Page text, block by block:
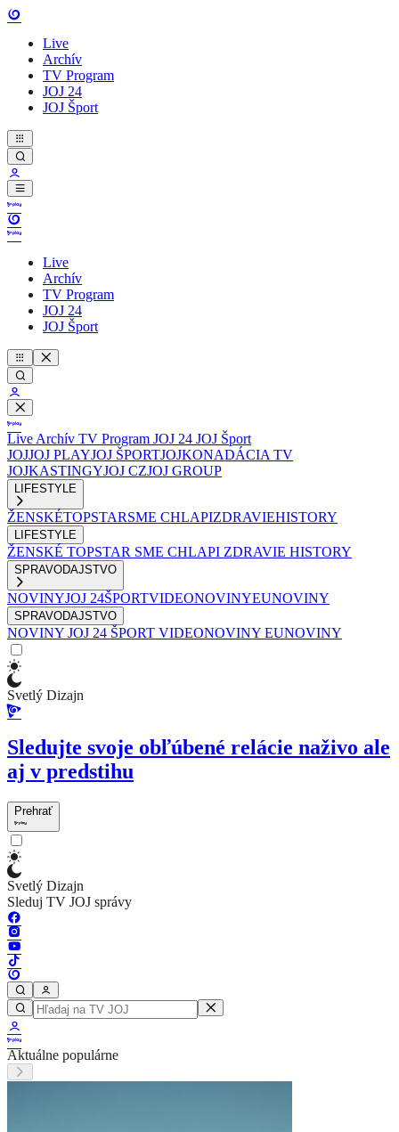
Live
Archív
TV Program
JOJ 24
JOJ Šport
Live
Archív
TV Program
JOJ 24
JOJ Šport
Live Archív TV Program JOJ 24 JOJ Šport
JOJJOJ PLAYJOJ ŠPORTJOJKONADÁCIA TV
JOJKASTINGYJOJ CZJOJ GROUP
LIFESTYLE
ŽENSKÉTOPSTARSME CHLAPIZDRAVIEHISTORY
LIFESTYLE
ŽENSKÉ TOPSTAR SME CHLAPI ZDRAVIE HISTORY
SPRAVODAJSTVO
NOVINYJOJ 24ŠPORTVIDEONOVINYEUNOVINY
SPRAVODAJSTVO
NOVINY JOJ 24 ŠPORT VIDEONOVINY EUNOVINY
Svetlý Dizajn
Sledujte svoje obľúbené relácie naživo ale
aj v predstihu
Prehrať
Svetlý Dizajn
Sleduj TV JOJ správy
Aktuálne populárne